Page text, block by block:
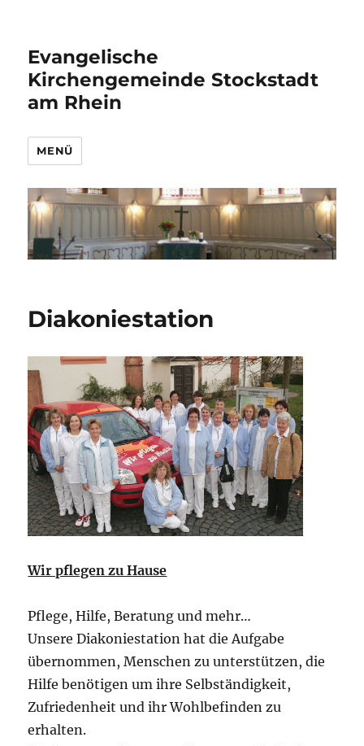
Evangelische
Kirchengemeinde Stockstadt
am Rhein
MENÜ
Diakoniestation
Wir pflegen zu Hause
Pflege, Hilfe, Beratung und mehr…
Unsere Diakoniestation hat die Aufgabe
übernommen, Menschen zu unterstützen, die
Hilfe benötigen um ihre Selbständigkeit,
Zufriedenheit und ihr Wohlbefinden zu
erhalten.